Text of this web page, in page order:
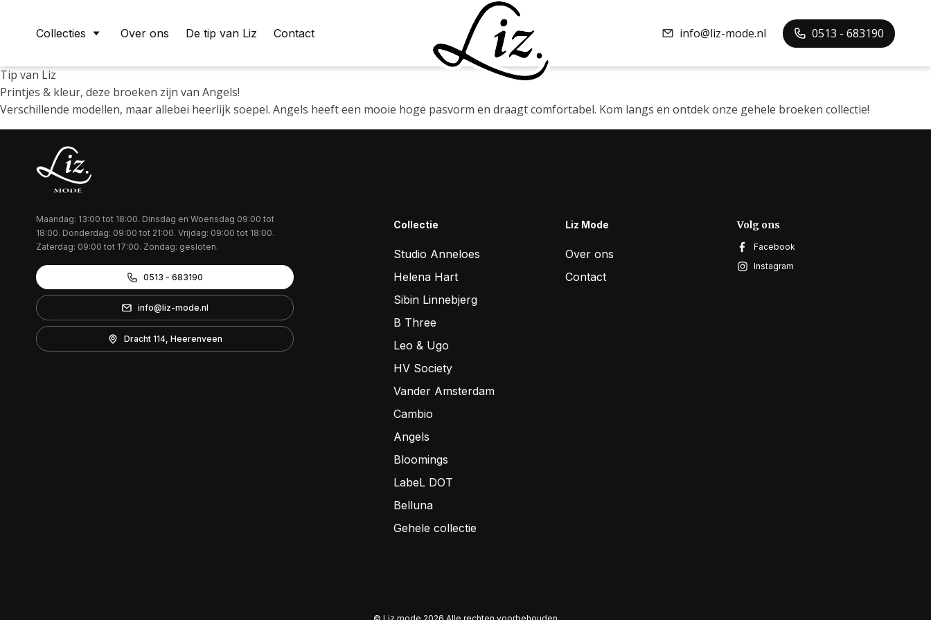
Collecties Over ons De tip van Liz Contact info@liz-mode.nl 0513 - 683190
Tip van Liz
Printjes & kleur, deze broeken zijn van Angels!
Verschillende modellen, maar allebei heerlijk soepel. Angels heeft een mooie hoge pasvorm en draagt comfortabel. Kom langs en ontdek onze gehele broeken collectie!
Maandag: 13:00 tot 18:00. Dinsdag en Woensdag 09:00 tot
18:00. Donderdag: 09:00 tot 21:00. Vrijdag: 09:00 tot 18:00.
Zaterdag: 09:00 tot 17:00. Zondag: gesloten.
0513 - 683190
info@liz-mode.nl
Dracht 114, Heerenveen
Collectie
Studio Anneloes
Helena Hart
Sibin Linnebjerg
B Three
Leo & Ugo
HV Society
Vander Amsterdam
Cambio
Angels
Bloomings
LabeL DOT
Belluna
Gehele collectie
Liz Mode
Over ons
Contact
Volg ons
Facebook
Instagram